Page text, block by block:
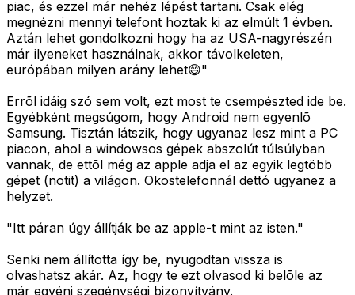
piac, és ezzel már nehéz lépést tartani. Csak elég
megnézni mennyi telefont hoztak ki az elmúlt 1 évben.
Aztán lehet gondolkozni hogy ha az USA-nagyrészén
már ilyeneket használnak, akkor távolkeleten,
európában milyen arány lehet😄"
Errõl idáig szó sem volt, ezt most te csempészted ide be.
Egyébként megsúgom, hogy Android nem egyenlõ
Samsung. Tisztán látszik, hogy ugyanaz lesz mint a PC
piacon, ahol a windowsos gépek abszolút túlsúlyban
vannak, de ettõl még az apple adja el az egyik legtöbb
gépet (notit) a világon. Okostelefonnál dettó ugyanez a
helyzet.
"Itt páran úgy állítják be az apple-t mint az isten."
Senki nem állította így be, nyugodtan vissza is
olvashatsz akár. Az, hogy te ezt olvasod ki belõle az
már egyéni szegénységi bizonyítvány.